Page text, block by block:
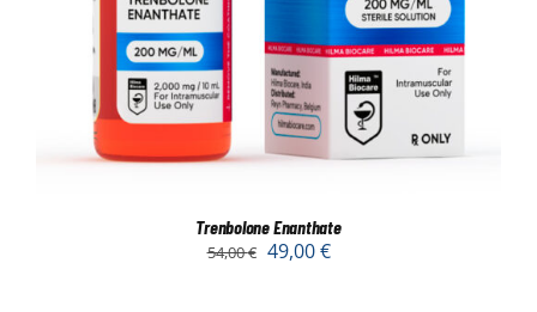
Trenbolone Enanthate
54,00€ 49,00€